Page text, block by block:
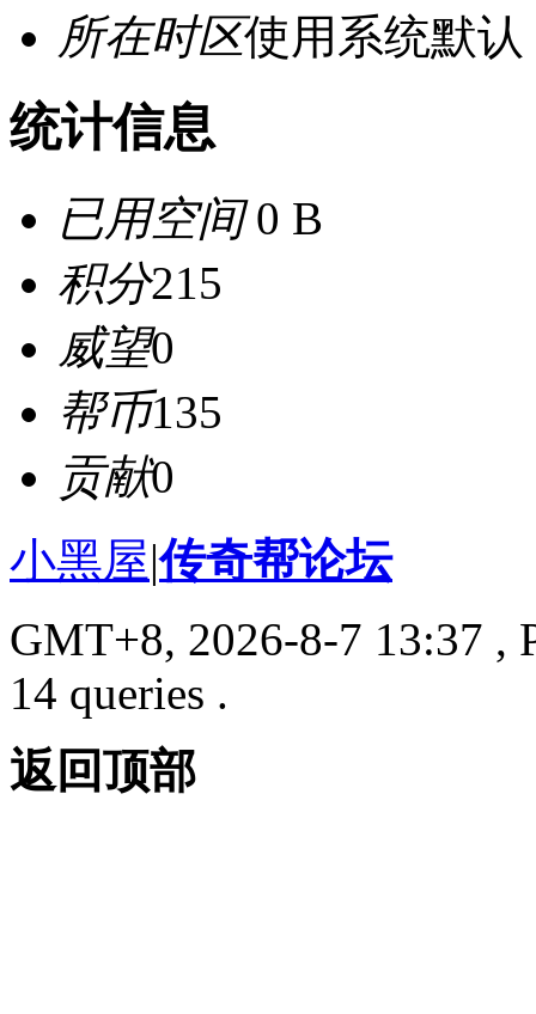
所在时区使用系统默认
统计信息
已用空间0 B
积分215
威望0
帮币135
贡献0
小黑屋|传奇帮论坛
GMT+8, 2026-8-7 13:37 ,
14 queries .
返回顶部